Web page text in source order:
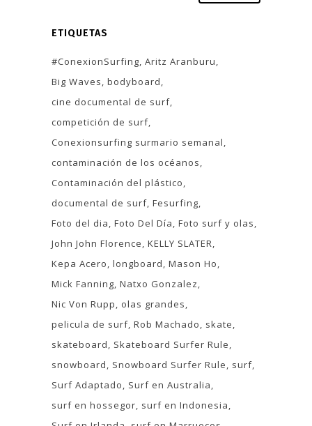
ETIQUETAS
#ConexionSurfing Aritz Aranburu
Big Waves bodyboard
cine documental de surf
competición de surf
Conexionsurfing surmario semanal
contaminación de los océanos
Contaminación del plástico
documental de surf Fesurfing
Foto del dia Foto Del Día Foto surf y olas
John John Florence KELLY SLATER
Kepa Acero longboard Mason Ho
Mick Fanning Natxo Gonzalez
Nic Von Rupp
olas grandes
pelicula de surf Rob Machado
skate
skateboard
Skateboard Surfer Rule
snowboard
Snowboard Surfer Rule
surf
Surf Adaptado
Surf en Australia
surf en hossegor surf en Indonesia